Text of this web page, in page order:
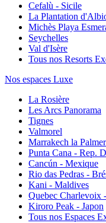
Cefalù - Sicile
La Plantation
Michès Playa
Seychelles
Val d'Isère
Tous nos Resorts
Nos espaces Luxe
La Rosière
Les Arcs Panorama
Tignes
Valmorel
Marrakech la
Punta Cana - Rep.
Cancún - Mexique
Rio das Pedras -
Kani - Maldives
Quebec Charlevoix
Kiroro Peak - Japon
Tous nos Espaces